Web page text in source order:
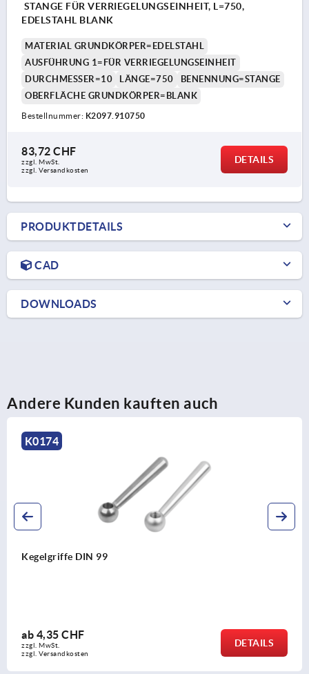
STANGE FÜR VERRIEGELUNGSEINHEIT, L=750,
EDELSTAHL BLANK
MATERIAL GRUNDKÖRPER=EDELSTAHL
AUSFÜHRUNG 1=FÜR VERRIEGELUNGSEINHEIT
DURCHMESSER=10
LÄNGE=750
BENENNUNG=STANGE
OBERFLÄCHE GRUNDKÖRPER=BLANK
Bestellnummer: K2097.910750
83,72 CHF
zzgl. MwSt.
zzgl. Versandkosten
DETAILS
PRODUKTDETAILS
CAD
DOWNLOADS
Andere Kunden kauften auch
K0174
Kegelgriffe DIN 99
ab 4,35 CHF
zzgl. MwSt.
zzgl. Versandkosten
DETAILS